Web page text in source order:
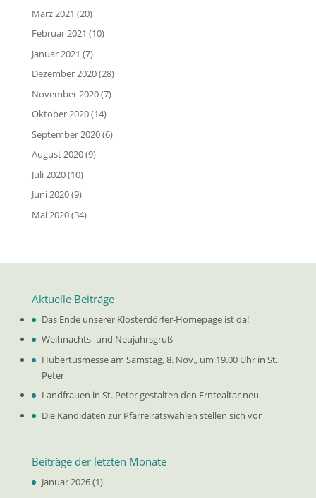
März 2021 (20)
Februar 2021 (10)
Januar 2021 (7)
Dezember 2020(28)
November 2020(7)
Oktober 2020(14)
September 2020(6)
August 2020(9)
Juli 2020(10)
Juni 2020(9)
Mai 2020(34)
Aktuelle Beiträge
Das Ende unserer Klosterdörfer-Homepage ist da!
Weihnachts- und Neujahrsgruß
Hubertusmesse am Samstag, 8. Nov., um 19.00 Uhr in St.
Peter
Landfrauen in St. Peter gestalten den Erntealtar neu
Die Kandidaten zur Pfarreiratswahlen stellen sich vor
Beiträge der letzten Monate
Januar 2026(1)